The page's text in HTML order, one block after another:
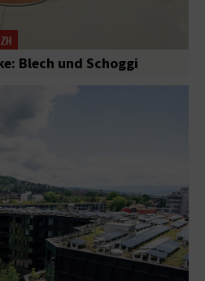
Blech und Schoggi